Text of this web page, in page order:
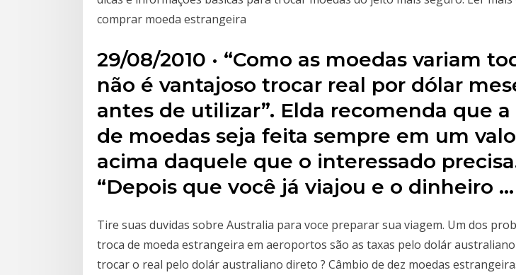
comprar moeda estrangeira
29/08/2010 · “Como as moedas variam
não é vantajoso trocar real por dólar
antes de utilizar”. Elda recomenda que a
de moedas seja feita sempre em um
acima daquele que o interessado
“Depois que você já viajou e o dinheiro …
Tire suas duvidas sobre Australia para voce preparar sua viagem. Um dos
troca de moeda estrangeira em aeroportos são as taxas pelo dolár
trocar o real pelo dolár australiano direto ? Câmbio de dez moedas